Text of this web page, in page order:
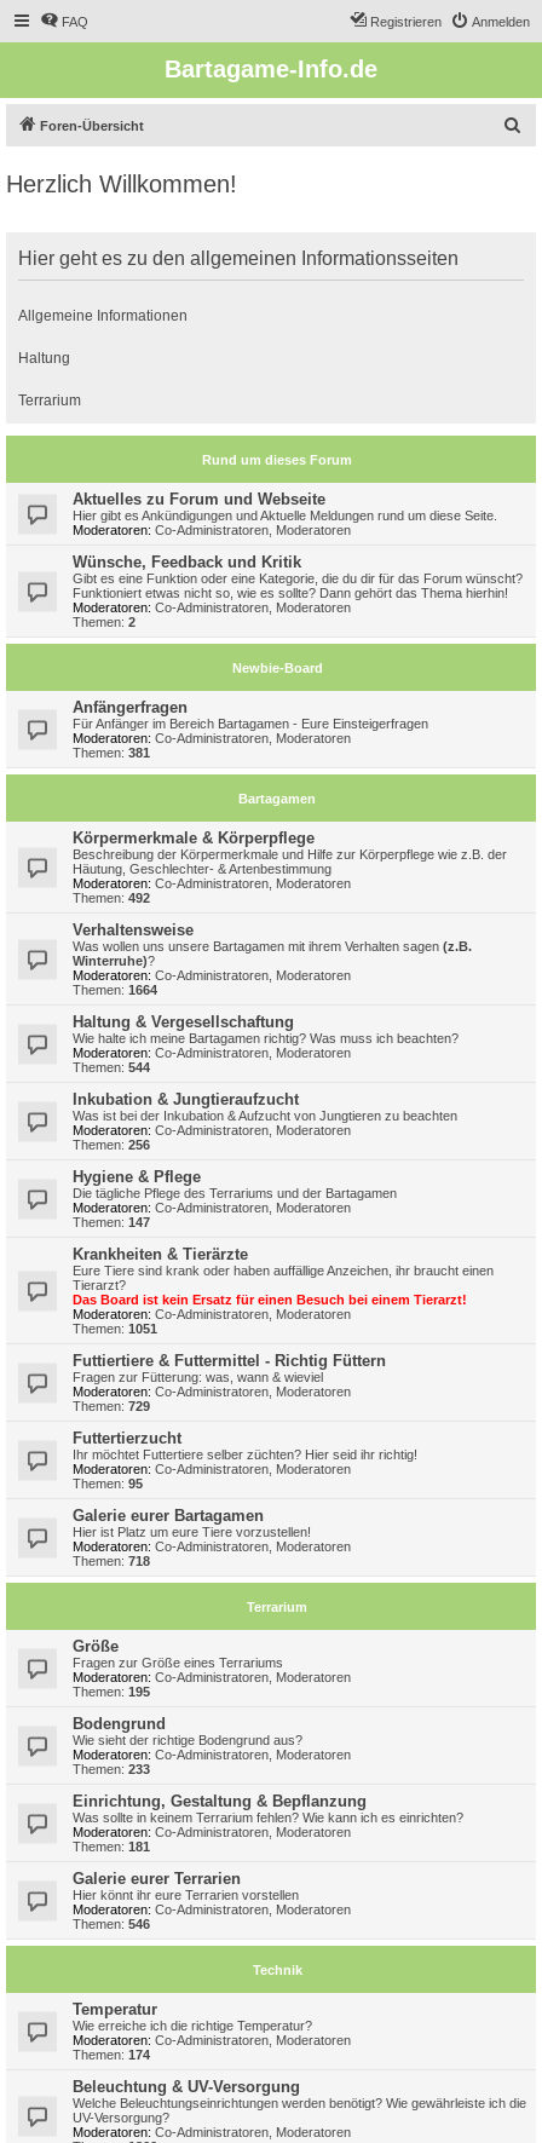
FAQ Anmelden
Registrieren
Bartagame-Info.de
Foren-Übersicht
Herzlich Willkommen!
Hier geht es zu den allgemeinen Informationsseiten
Allgemeine Informationen
Haltung
Terrarium
Rund um dieses Forum
Aktuelles zu Forum und Webseite
Hier gibt es Ankündigungen und Aktuelle Meldungen rund um diese Seite.
Moderatoren: Co-Administratoren Moderatoren
Wünsche, Feedback und Kritik
Gibt es eine Funktion oder eine Kategorie, die du dir für das Forum wünscht?
Funktioniert etwas nicht so, wie es sollte? Dann gehört das Thema hierhin!
Moderatoren: Co-Administratoren Moderatoren
Themen: 2
Newbie-Board
Anfängerfragen
Für Anfänger im Bereich Bartagamen - Eure Einsteigerfragen
Moderatoren: Co-Administratoren Moderatoren
Themen: 381
Bartagamen
Körpermerkmale & Körperpflege
Beschreibung der Körpermerkmale und Hilfe zur Körperpflege wie z.B. der
Häutung, Geschlechter- & Artenbestimmung
Moderatoren: Co-Administratoren Moderatoren
Themen: 492
Verhaltensweise
Was wollen uns unsere Bartagamen mit ihrem Verhalten sagen (z.B.
Winterruhe)?
Moderatoren: Co-Administratoren Moderatoren
Themen: 1664
Haltung & Vergesellschaftung
Wie halte ich meine Bartagamen richtig? Was muss ich beachten?
Moderatoren: Co-Administratoren Moderatoren
Themen: 544
Inkubation & Jungtieraufzucht
Was ist bei der Inkubation & Aufzucht von Jungtieren zu beachten
Moderatoren: Co-Administratoren Moderatoren
Themen: 256
Hygiene & Pflege
Die tägliche Pflege des Terrariums und der Bartagamen
Moderatoren: Co-Administratoren Moderatoren
Themen: 147
Krankheiten & Tierärzte
Eure Tiere sind krank oder haben auffällige Anzeichen, ihr braucht einen
Tierarzt?
Das Board ist kein Ersatz für einen Besuch bei einem Tierarzt!
Moderatoren: Co-Administratoren Moderatoren
Themen: 1051
Futtiertiere & Futtermittel - Richtig Füttern
Fragen zur Fütterung: was, wann & wieviel
Moderatoren: Co-Administratoren Moderatoren
Themen: 729
Futtertierzucht
Ihr möchtet Futtertiere selber züchten? Hier seid ihr richtig!
Moderatoren: Co-Administratoren Moderatoren
Themen: 95
Galerie eurer Bartagamen
Hier ist Platz um eure Tiere vorzustellen!
Moderatoren: Co-Administratoren Moderatoren
Themen: 718
Terrarium
Größe
Fragen zur Größe eines Terrariums
Moderatoren: Co-Administratoren Moderatoren
Themen: 195
Bodengrund
Wie sieht der richtige Bodengrund aus?
Moderatoren: Co-Administratoren Moderatoren
Themen: 233
Einrichtung, Gestaltung & Bepflanzung
Was sollte in keinem Terrarium fehlen? Wie kann ich es einrichten?
Moderatoren: Co-Administratoren Moderatoren
Themen: 181
Galerie eurer Terrarien
Hier könnt ihr eure Terrarien vorstellen
Moderatoren: Co-Administratoren Moderatoren
Themen: 546
Technik
Temperatur
Wie erreiche ich die richtige Temperatur?
Moderatoren: Co-Administratoren Moderatoren
Themen: 174
Beleuchtung & UV-Versorgung
Welche Beleuchtungseinrichtungen werden benötigt? Wie gewährleiste ich die
UV-Versorgung?
Moderatoren: Co-Administratoren Moderatoren